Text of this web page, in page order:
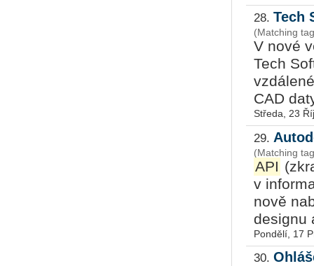
28. Tech
(Matching
V nové
Tech
CAD
Středa, 23
29.
(Matching
API
v
nově
designu
Pondělí, 17
30.